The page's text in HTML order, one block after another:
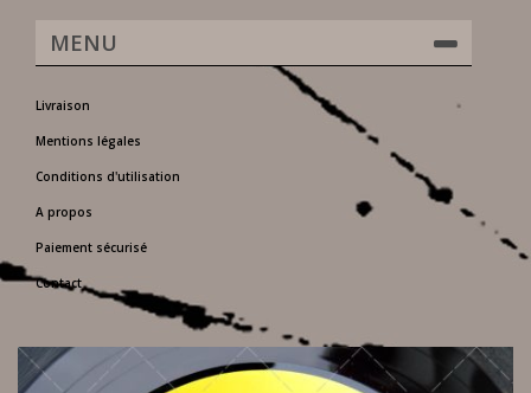
MENU
Livraison
Mentions légales
Conditions d'utilisation
A propos
Paiement sécurisé
Contact